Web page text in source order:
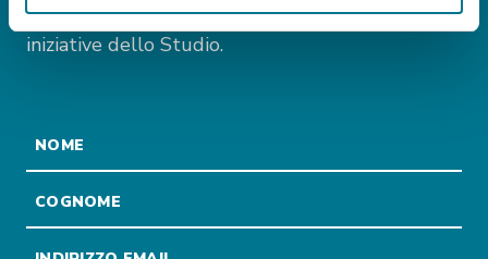
ed internazionali, oltre a tutti gli eventi e le
iniziative dello Studio.